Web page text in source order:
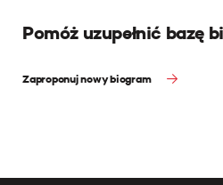
Pomóż uzupełnić bazę
Zaproponuj nowy biogram